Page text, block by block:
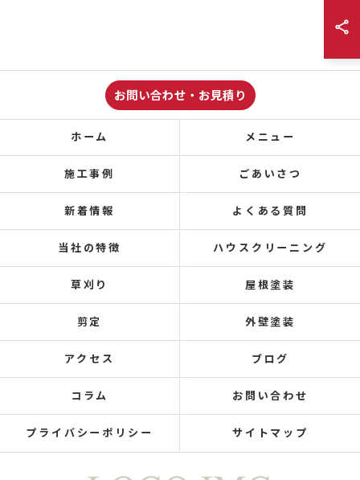
お問い合わせ・お見積り
ホーム メニュー
施工事例 ごあいさつ
新着情報 よくある質問
当社の特徴 ハウスクリーニング
草刈り 屋根塗装
剪定 外壁塗装
アクセス ブログ
コラム お問い合わせ
プライバシーポリシー サイトマップ